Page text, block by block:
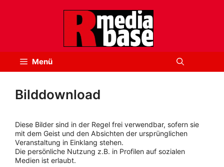
Menü
Bilddownload
Diese Bilder sind in der Regel frei verwendbar, sofern sie
mit dem Geist und den Absichten der ursprünglichen
Veranstaltung in Einklang stehen.
Die persönliche Nutzung z.B. in Profilen auf sozialen
Medien ist erlaubt.